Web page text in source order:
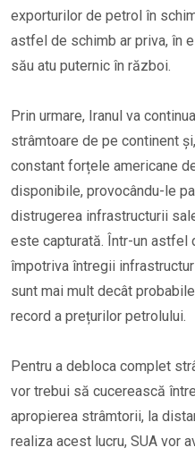
exporturilor de petrol în
astfel de schimb ar priva, în
său atu puternic în război.
Prin urmare, Iranul va
strâmtoare de pe continent
constant forțele americane
disponibile, provocându-le
distrugerea infrastructurii
este capturată. Într-un astfel
împotriva întregii
sunt mai mult decât
record a prețurilor petrolului.
Pentru a debloca complet
vor trebui să cucerească
apropierea strâmtorii, la
realiza acest lucru, SUA vor